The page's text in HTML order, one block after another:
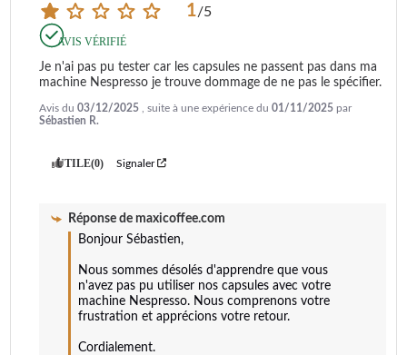
1/5
AVIS VÉRIFIÉ
Je n'ai pas pu tester car les capsules ne passent pas dans ma
machine Nespresso je trouve dommage de ne pas le spécifier.
Avis du 03/12/2025 , suite à une expérience du 01/11/2025 par
Sébastien R.
UTILE(0) Signaler
Réponse de maxicoffee.com
Bonjour Sébastien,
Nous sommes désolés d'apprendre que vous
n'avez pas pu utiliser nos capsules avec votre
machine Nespresso. Nous comprenons votre
frustration et apprécions votre retour.
Cordialement.